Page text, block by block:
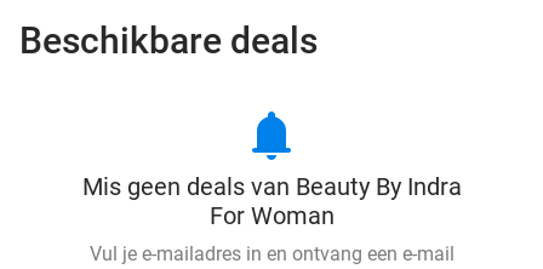
Beschikbare deals
notifications
Mis geen deals van Beauty By Indra
For Woman
Vul je e-mailadres in en ontvang een e-mail